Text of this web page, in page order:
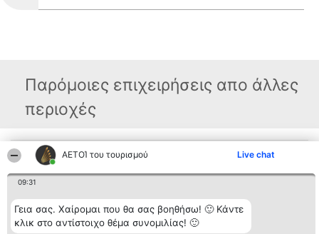
ΑΕΤΟΊ του τουρισμού Live chat
09:31
Γεια σας. Χαίρομαι που θα σας βοηθήσω! 🙂 Κάντε
κλικ στο αντίστοιχο θέμα συνομιλίας! 🙂
Παρόμοιες επιχειρήσεις απο άλλες
περιοχές
Διοργανωτής της
κατάταξης
BEAUTIFUL COMPANY
Μονοπρόσωπη ΙΚΕ
ΤΗΛ. ΕΠΙΚΟΙΝΩΝΙΑΣ:
2104128019
email:
aetoi@beautifulcompany.co
Κατάταξη
Λίστα όλων
διακριθέντων
Μεθοδολογία
Όροι &
προϋποθέσεις
Επικοινωνία